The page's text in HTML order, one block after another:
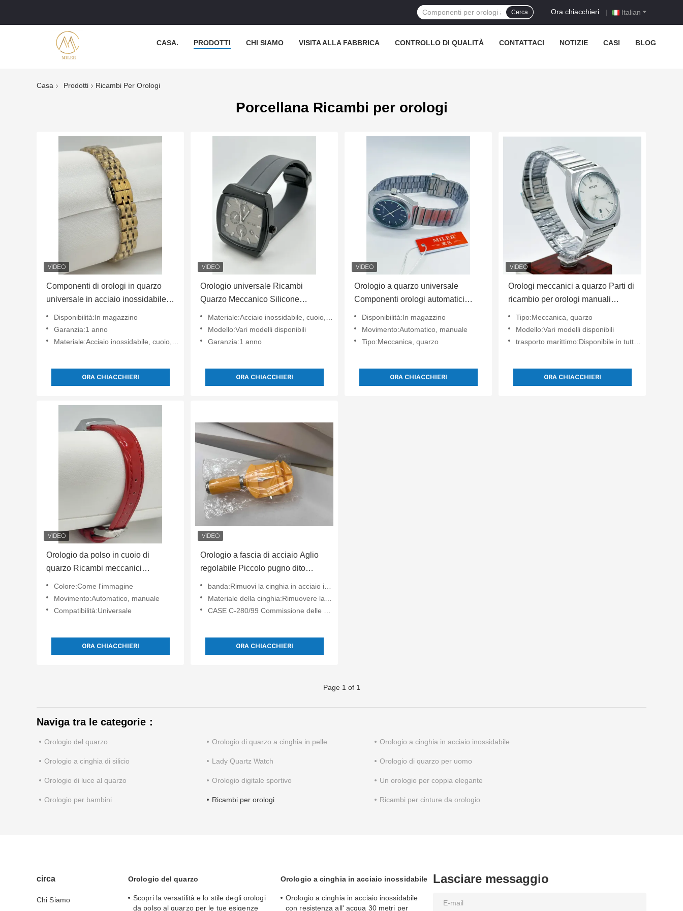
Italian
Ora chiacchieri |
Cerca
CASA. PRODOTTI CHI SIAMO VISITA ALLA FABBRICA CONTROLLO DI QUALITÀ CONTATTACI NOTIZIE CASI BLOG
Casa Prodotti Ricambi Per Orologi
Porcellana Ricambi per orologi
Componenti di orologi in quarzo
universale in acciaio inossidabile
professionali
Disponibilità:In magazzino
Garanzia:1 anno
Materiale:Acciaio inossidabile, cuoio, silicone
ORA CHIACCHIERI
Orologio universale Ricambi
Quarzo Meccanico Silicone
Materiale:Acciaio inossidabile, cuoio, silicone
Modello:Vari modelli disponibili
Garanzia:1 anno
ORA CHIACCHIERI
Orologio a quarzo universale
Componenti orologi automatici
Disponibilità:In magazzino
Movimento:Automatico, manuale
Tipo:Meccanica, quarzo
ORA CHIACCHIERI
Orologi meccanici a quarzo Parti di
ricambio per orologi manuali
Tipo:Meccanica, quarzo
Modello:Vari modelli disponibili
trasporto marittimo:Disponibile in tutto il mondo
ORA CHIACCHIERI
Orologio da polso in cuoio di
quarzo Ricambi meccanici
dimensioni
Colore:Come l'immagine
Movimento:Automatico, manuale
Compatibilità:Universale
ORA CHIACCHIERI
Orologio a fascia di acciaio Aglio
regolabile Piccolo pugno dito
riparazione
banda:Rimuovi la cinghia in acciaio inossidabile Kit di attrezzi per la riparazione di orologi
Materiale della cinghia:Rimuovere la cinghia in acciaio inossidabile
CASE C-280/99 Commissione delle Comunità europee:Maschio/femmina
ORA CHIACCHIERI
Page 1 of 1
Naviga tra le categorie：
Orologio del quarzo Orologio di quarzo a cinghia in pelle Orologio a cinghia in acciaio inossidabile
Orologio a cinghia di silicio Lady Quartz Watch Orologio di quarzo per uomo
Orologio di luce al quarzo Orologio digitale sportivo Un orologio per coppia elegante
Orologio per bambini Ricambi per orologi Ricambi per cinture da orologio
circa
Chi Siamo
Orologio del quarzo
Scopri la versatilità e lo stile degli orologi
da polso al quarzo per le tue esigenze
Orologio a cinghia in acciaio inossidabile
Orologio a cinghia in acciaio inossidabile
con resistenza all' acqua 30 metri per
Lasciare messaggio